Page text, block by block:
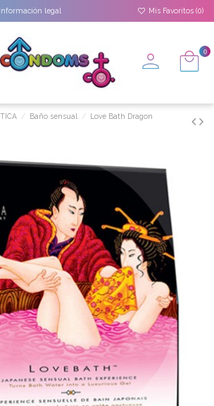
Información legal Mis Favoritos (0)
0
Baño sensual
Love Bath Dragon